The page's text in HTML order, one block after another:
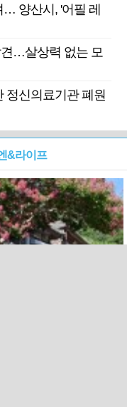
양산시, '어필 레
…살상력 없는 모
정신의료기관 폐원
&라이프